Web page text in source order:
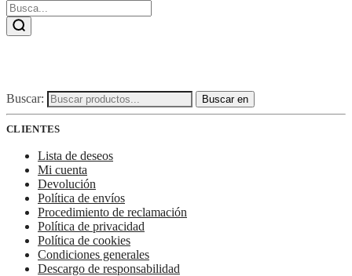
Buscar: Buscar en
CLIENTES
Lista de deseos
Mi cuenta
Devolución
Política de envíos
Procedimiento de reclamación
Política de privacidad
Política de cookies
Condiciones generales
Descargo de responsabilidad